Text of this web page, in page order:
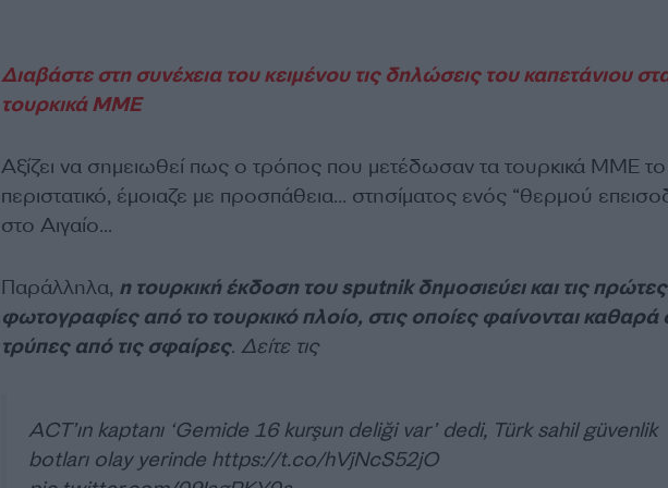
Διαβάστε στη συνέχεια του κειμένου τις δηλώσεις του καπετάνιου
τουρκικά ΜΜΕ
Αξίζει να σημειωθεί πως ο τρόπος που μετέδωσαν τα τουρκικά ΜΜΕ το
περιστατικό, έμοιαζε με προσπάθεια… στησίματος ενός “θερμού
στο Αιγαίο…
Παράλληλα, η τουρκική έκδοση του sputnik δημοσιεύει και τις πρώτες
φωτογραφίες από το τουρκικό πλοίο, στις οποίες φαίνονται καθαρά
τρύπες από τις σφαίρες. Δείτε τις
ACT’ın kaptanı ‘Gemide 16 kurşun deliği var’ dedi, Türk sahil güvenlik
botları olay yerinde https://t.co/hVjNcS52jO